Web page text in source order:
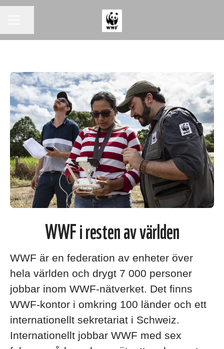
WWF i resten av världen
WWF är en federation av enheter över
hela världen och drygt 7 000 personer
jobbar inom WWF-nätverket. Det finns
WWF-kontor i omkring 100 länder och ett
internationellt sekretariat i Schweiz.
Internationellt jobbar WWF med sex